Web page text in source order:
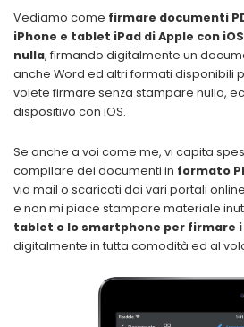
Vediamo come firmare documenti
iPhone e tablet iPad di Apple con
nulla, firmando digitalmente un
anche Word ed altri formati disponibili
volete firmare senza stampare nulla,
dispositivo con iOS.
Se anche a voi come me, vi capita
compilare dei documenti in formato
via mail o scaricati dai vari portali
e non mi piace stampare materiale
tablet o lo smartphone per firmare
digitalmente in tutta comodità ed al